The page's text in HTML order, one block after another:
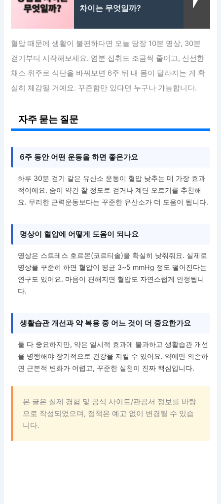
차이는 무엇일까?
혈압 때문에 생활이 불편하다면 오늘 당장 10분 명상, 30분
걷기부터 시작해보세요. 염분 섭취도 조금씩 줄이고, 신선한
채소 위주로 식단을 바꿔보면 6주 뒤 내 몸이 달라지는 게 확
실히 체감될 거예요. 꾸준함만 있다면 누구나 가능합니다.
자주 묻는 질문
6주 동안 어떤 운동을 하면 좋은가요
하루 30분 걷기 같은 유산소 운동이 혈압 낮추는 데 가장 효과
적이에요. 숨이 약간 찰 정도로 걷거나 계단 오르기를 추천해
요. 무리한 근력운동보다는 꾸준한 유산소가 더 도움이 됩니다.
명상이 혈압에 어떻게 도움이 되나요
명상은 스트레스 호르몬(코르티솔)을 확실히 낮춰줘요. 실제로
명상을 꾸준히 하면 혈압이 평균 3~5 mmHg 정도 떨어진다는
연구도 있어요. 마음이 편해지면 혈압도 자연스럽게 안정됩니
다.
생활습관 개선과 약 복용 중 어느 것이 더 중요한가요
둘 다 중요하지만, 약은 일시적 효과에 불과하고 생활습관 개선
을 병행해야 장기적으로 건강을 지킬 수 있어요. 약에만 의존하
면 근본적 변화가 어렵고, 꾸준한 실천이 진짜 핵심입니다.
본 글은 실제 경험 및 공식 사이트/관공서 정보를 바탕
으로 작성되었으며, 정책은 예고 없이 변경될 수 있습
니다.